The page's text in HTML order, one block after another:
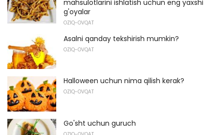
mahsulotlarini ishlatish uchun eng yaxshi
g'oyalar
OZIQ-OVQAT
Asalni qanday tekshirish mumkin?
OZIQ-OVQAT
Halloween uchun nima qilish kerak?
OZIQ-OVQAT
Go'sht uchun guruch